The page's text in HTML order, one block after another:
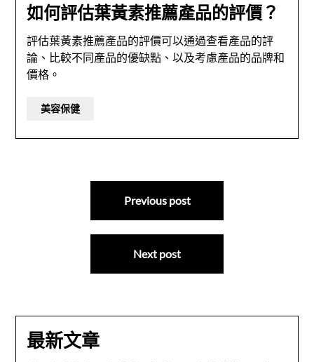
如何評估葉黃素推薦產品的評價？
評估葉黃素推薦產品的評價可以通過查看產品的評
論、比較不同產品的優缺點、以及考慮產品的品牌和
價格。
美容保健
Previous post
Next post
最新文章